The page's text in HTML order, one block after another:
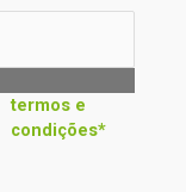
termos e
condições*